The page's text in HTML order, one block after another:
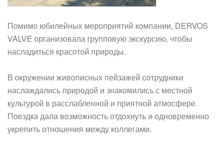
Помимо юбилейных мероприятий компании, DERVOS
VALVE организовала групповую экскурсию, чтобы
насладиться красотой природы.
В окружении живописных пейзажей сотрудники
наслаждались природой и знакомились с местной
культурой в расслабленной и приятной атмосфере.
Поездка дала возможность отдохнуть и одновременно
укрепить отношения между коллегами.